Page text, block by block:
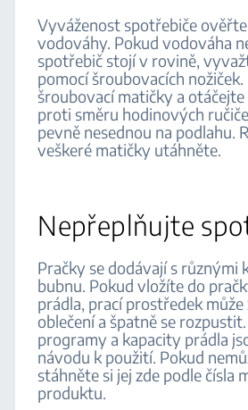
Vyváženost spotřebiče
vodováhy. Pokud vodováha
spotřebič stojí v rovině,
pomocí šroubovacích
šroubovací matičky a otáčejte
proti směru hodinových
pevně nesednou na podlahu.
veškeré matičky utáhněte.
Nepřeplňujte
Pračky se dodávají s různými
bubnu. Pokud vložíte do
prádla, prací prostředek
oblečení a špatně se
programy a kapacity prádla
návodu k použití. Pokud
stáhněte si jej zde podle čísla
produktu.